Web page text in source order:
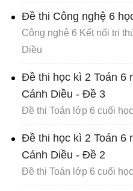
Đề thi Công nghệ 6
Công nghệ 6 Kết nối tri
Diều
Đề thi học kì 2 Toán 6
Cánh Diều - Đề 3
Đề thi Toán lớp 6 cuối
Đề thi học kì 2 Toán 6
Cánh Diều - Đề 2
Đề thi Toán lớp 6 cuối